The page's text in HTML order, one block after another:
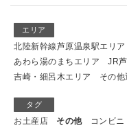
エリア
北陸新幹線芦原温泉駅エリア
あわら湯のまちエリア
JR
吉崎・細呂木エリア
その
タグ
お土産店 その他 コンビニ